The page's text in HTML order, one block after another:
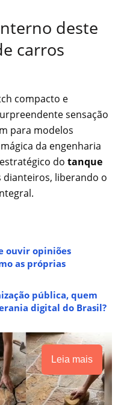
deste
carros
compacto e
sensação
para modelos
da engenharia
do tanque
dianteiros, liberando o
ouvir opiniões
as próprias
pública, quem
digital do Brasil?
Leia mais